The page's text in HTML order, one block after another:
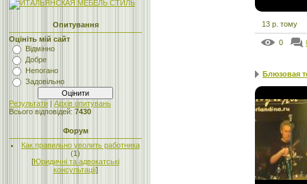
Опитування
Оцініть мій сайт
Відмінно
Добре
Непогано
Задовільно
Результати | Архів опитувань
Всього відповідей: 7430
Форум
Как правильно уволить работника
(1)
[Юридичні та адвокатські
консультації]
13 р. тому
0
Блюзовая